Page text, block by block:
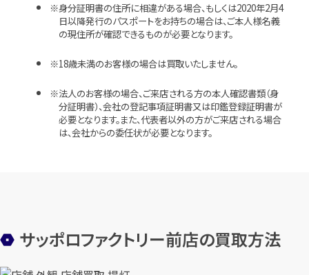
身分証明書の住所に相違がある場合、もしくは2020年2月4
日以降発行のパスポートをお持ちの場合は、ご本人様名義
の現住所が確認できるものが必要となります。
18歳未満のお客様の場合は買取いたしません。
法人のお客様の場合、ご来店される方の本人確認書類（身
分証明書）、会社の登記事項証明書又は印鑑登録証明書が
必要となります。また、代表者以外の方がご来店される場合
は、会社からの委任状が必要となります。
サッポロファクトリー前店の買取方法